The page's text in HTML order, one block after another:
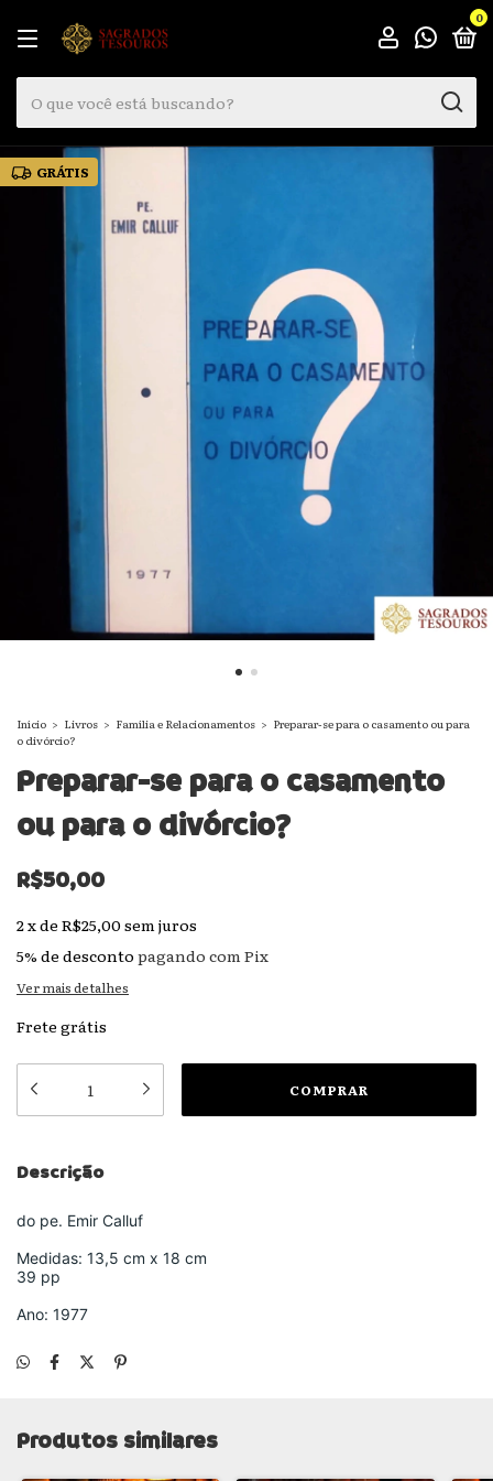
0
GRÁTIS
Início > Livros > Família e Relacionamentos > Preparar-se para o casamento ou para
o divórcio?
Preparar-se para o casamento
ou para o divórcio?
R$50,00
2xde R$25,00 sem juros
5% de desconto pagando com Pix
Ver mais detalhes
Frete grátis
Descrição
do pe. Emir Calluf
Medidas: 13,5 cm x 18 cm
39 pp
Ano: 1977
Produtos similares